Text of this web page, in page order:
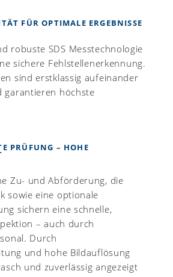
FÜR OPTIMALE ERGEBNISSE
robuste SDS Messtechnologie
sichere Fehlstellenerkennung.
sind erstklassig aufeinander
garantieren höchste
PRÜFUNG – HOHE
Zu- und Abförderung, die
sowie eine optionale
sichern eine schnelle,
– auch durch
Durch
und hohe Bildauflösung
und zuverlässig angezeigt